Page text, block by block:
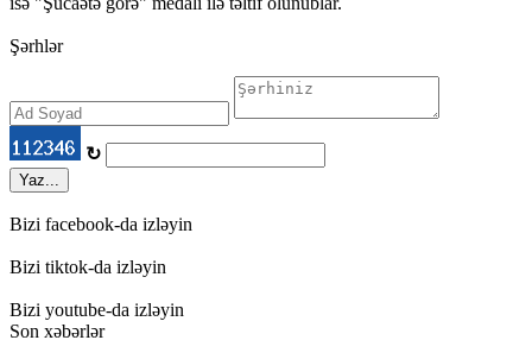
Şərhlər
↻
Yaz...
Bizi facebook-da izləyin
Bizi tiktok-da izləyin
Bizi youtube-da izləyin
Son xəbərlər